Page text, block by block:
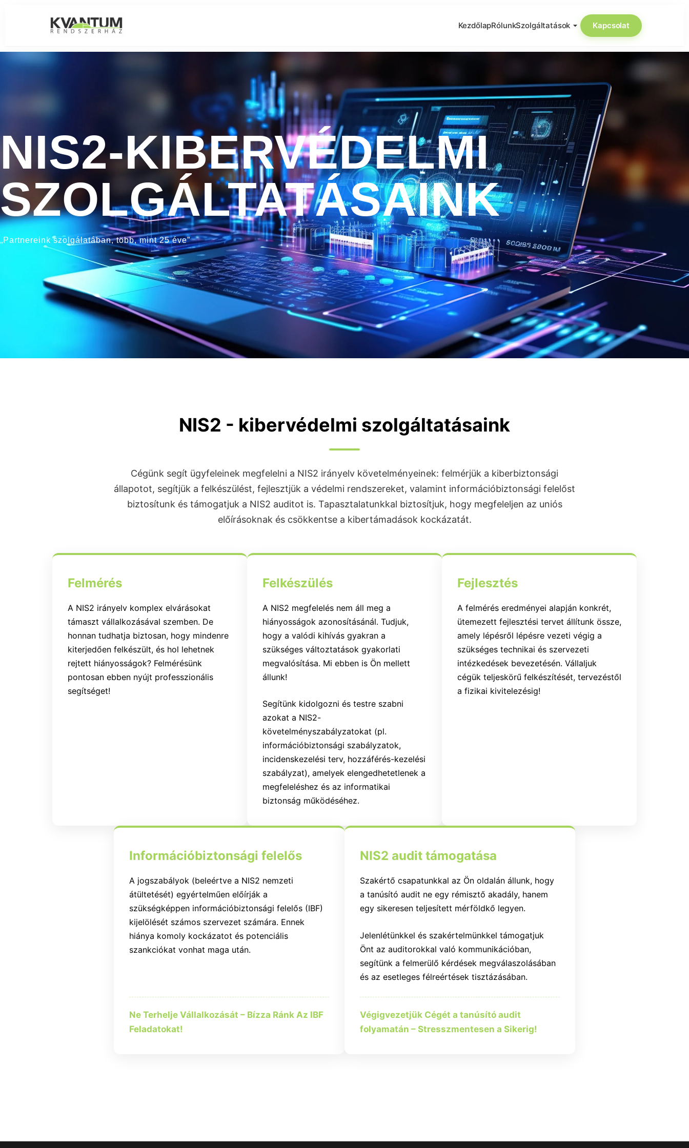
KezdőlapRólunkSzolgáltatások Kapcsolat
NIS2-KIBERVÉDELMI
SZOLGÁLTATÁSAINK
„Partnereink szolgálatában, több, mint 25 éve”
NIS2 - kibervédelmi szolgáltatásaink
Cégünk segít ügyfeleinek megfelelni a NIS2 irányelv követelményeinek: felmérjük a kiberbiztonsági
állapotot, segítjük a felkészülést, fejlesztjük a védelmi rendszereket, valamint információbiztonsági felelőst
biztosítunk és támogatjuk a NIS2 auditot is. Tapasztalatunkkal biztosítjuk, hogy megfeleljen az uniós
előírásoknak és csökkentse a kibertámadások kockázatát.
Felmérés
A NIS2 irányelv komplex elvárásokat
támaszt vállalkozásával szemben. De
honnan tudhatja biztosan, hogy mindenre
kiterjedően felkészült, és hol lehetnek
rejtett hiányosságok? Felmérésünk
pontosan ebben nyújt professzionális
segítséget!
Felkészülés
A NIS2 megfelelés nem áll meg a
hiányosságok azonosításánál. Tudjuk,
hogy a valódi kihívás gyakran a
szükséges változtatások gyakorlati
megvalósítása. Mi ebben is Ön mellett
állunk!
Segítünk kidolgozni és testre szabni
azokat a NIS2-
követelményszabályzatokat (pl.
információbiztonsági szabályzatok,
incidenskezelési terv, hozzáférés-kezelési
szabályzat), amelyek elengedhetetlenek a
megfeleléshez és az informatikai
biztonság működéséhez.
Fejlesztés
A felmérés eredményei alapján konkrét,
ütemezett fejlesztési tervet állítunk össze,
amely lépésről lépésre vezeti végig a
szükséges technikai és szervezeti
intézkedések bevezetésén. Vállaljuk
cégük teljeskörű felkészítését, tervezéstől
a fizikai kivitelezésig!
Információbiztonsági felelős
A jogszabályok (beleértve a NIS2 nemzeti
átültetését) egyértelműen előírják a
szükségképpen információbiztonsági felelős (IBF)
kijelölését számos szervezet számára. Ennek
hiánya komoly kockázatot és potenciális
szankciókat vonhat maga után.
Ne Terhelje Vállalkozását – Bízza Ránk Az IBF
Feladatokat!
NIS2 audit támogatása
Szakértő csapatunkkal az Ön oldalán állunk, hogy
a tanúsító audit ne egy rémisztő akadály, hanem
egy sikeresen teljesített mérföldkő legyen.
Jelenlétünkkel és szakértelmünkkel támogatjuk
Önt az auditorokkal való kommunikációban,
segítünk a felmerülő kérdések megválaszolásában
és az esetleges félreértések tisztázásában.
Végigvezetjük Cégét a tanúsító audit
folyamatán – Stresszmentesen a Sikerig!